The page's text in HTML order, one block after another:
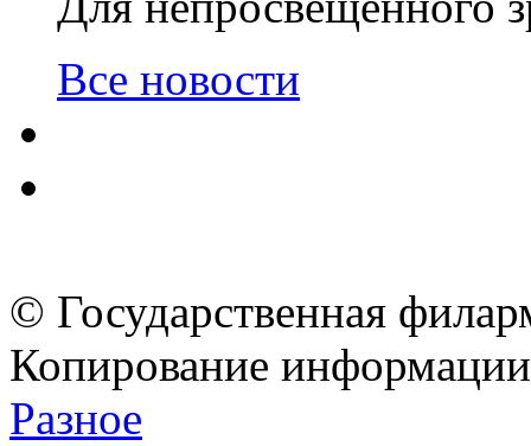
Все новости
© Государственная
Копирование
Разное